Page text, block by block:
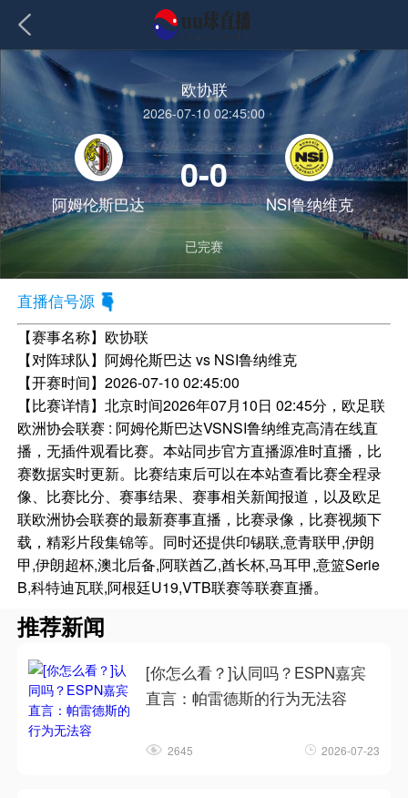
欧协联
2026-07-10 02:45:00
阿姆伦斯巴达
0-0
NSI鲁纳维克
已完赛
直播信号源
【赛事名称】 欧协联
【对阵球队】 阿姆伦斯巴达 vs NSI鲁纳维克
【开赛时间】2026-07-10 02:45:00
【比赛详情】北京时间2026年07月10日 02:45分，欧足联
欧洲协会联赛 : 阿姆伦斯巴达VSNSI鲁纳维克高清在线直
播，无插件观看比赛。本站同步官方直播源准时直播，比
赛数据实时更新。比赛结束后可以在本站查看比赛全程录
像、比赛比分、赛事结果、赛事相关新闻报道，以及欧足
联欧洲协会联赛的最新赛事直播，比赛录像，比赛视频下
载，精彩片段集锦等。同时还提供印锡联,意青联甲,伊朗
甲,伊朗超杯,澳北后备,阿联酋乙,酋长杯,马耳甲,意篮Serie
B,科特迪瓦联,阿根廷U19,VTB联赛等联赛直播。
推荐新闻
[你怎么看？]认同吗？ESPN嘉宾
直言：帕雷德斯的行为无法容
2645 2026-07-23